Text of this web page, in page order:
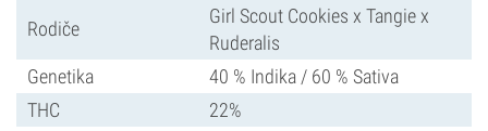
Rodiče
Girl Scout Cookies x Tangie x
Ruderalis
Genetika
40 % Indika / 60 % Sativa
THC
22%